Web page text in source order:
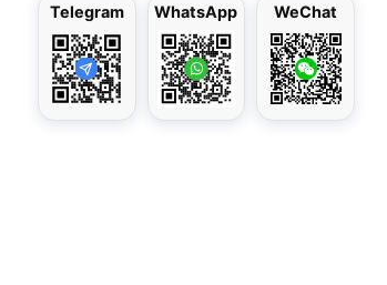
Telegram WhatsApp WeChat